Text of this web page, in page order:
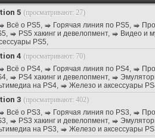
5 (просматривают: 27)
Всё о PS5, Горячая линия по PS5,
, PS5 хакинг и девелопмент,
Видео и
PS5,
4 (просматривают: 70)
Всё о PS4, Горячая линия по PS4,
, PS4 хакинг и девелопмент,
на PS4, Железо и аксессуары
3 (просматривают: 402)
Всё о PS3, Горячая линия по PS3,
, PS3 хакинг и девелопмент,
на PS3, Железо и аксессуары